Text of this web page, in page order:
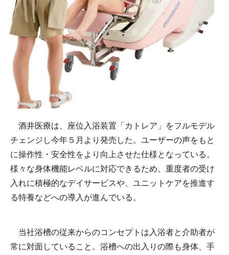
酒井医療は、座位入浴装置「カトレア」をフルモデル
チェンジし今年５月より発売した。ユーザーの声をもと
に操作性・安全性をより向上させた仕様となっている。
様々な身体機能レベルに対応できるため、重度者の受け
入れに積極的なデイサービスや、ユニットケアを推進す
る特養などへの導入が進んでいる。
当社浴槽の従来からのコンセプトは入浴者と介助者が
常に対面していること。浴槽への出入りの際も身体、手